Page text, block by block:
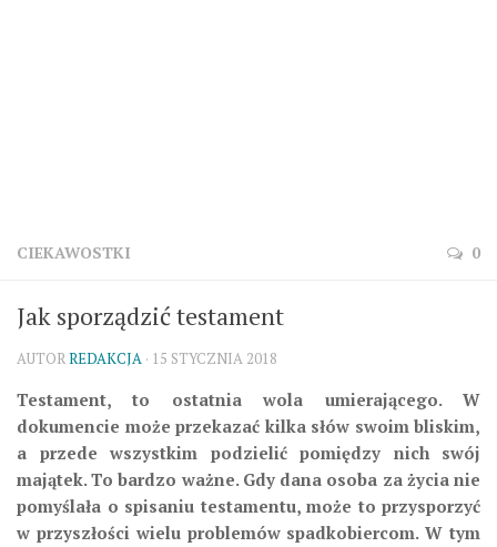
CIEKAWOSTKI 0
Jak sporządzić testament
AUTORREDAKCJA · 15 STYCZNIA 2018
Testament, to ostatnia wola umierającego. W
dokumencie może przekazać kilka słów swoim bliskim,
a przede wszystkim podzielić pomiędzy nich swój
majątek. To bardzo ważne. Gdy dana osoba za życia nie
pomyślała o spisaniu testamentu, może to przysporzyć
w przyszłości wielu problemów spadkobiercom. W tym